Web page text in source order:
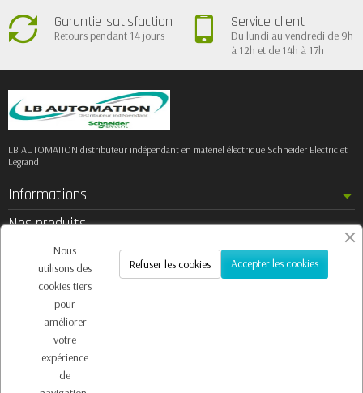
Garantie satisfaction
Retours pendant 14 jours
Service client
Du lundi au vendredi de 9h
à 12h et de 14h à 17h
LB AUTOMATION distributeur indépendant en matériel électrique Schneider Electric et
Legrand
Informations
Nos produits
Notre société
Contactez-nous
Inscription à la newsletter
Vous pouvez vous désinscrire à tout moment. Vous trouverez pour cela nos
informations de contact dans les conditions d'utilisation du site.
Nous
utilisons des
cookies tiers
pour
améliorer
votre
expérience
de
Accepter les cookies
Refuser les cookies